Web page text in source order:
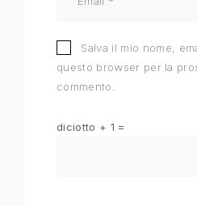
Salva il mio nome,
questo browser per la
commento.
diciotto + 1 =